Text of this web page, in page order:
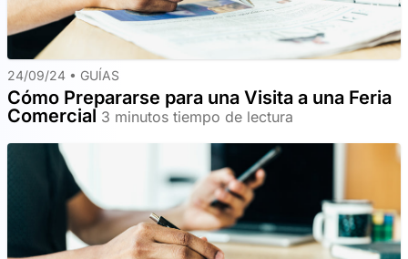
24/09/24 • GUÍAS
Cómo Prepararse para una Visita a una Feria
Comercial 3 minutos tiempo de lectura